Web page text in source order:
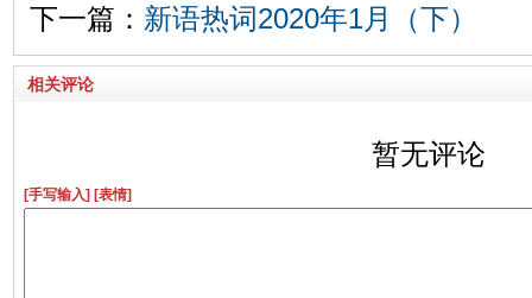
下一篇： 新语热词2020年1月（下）
相关评论
暂无评论
[手写输入] [表情]